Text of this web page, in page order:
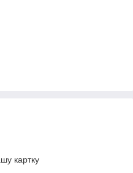
картку